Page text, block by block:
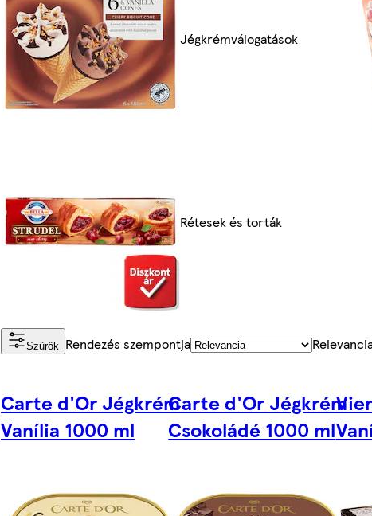
Jégkrémválogatások
Rétesek és torták
Szűrők Rendezés szempontja
Carte d'Or Jégkrém
Vanília 1000 ml
Carte d'Or Jégkrém
Csokoládé 1000 ml